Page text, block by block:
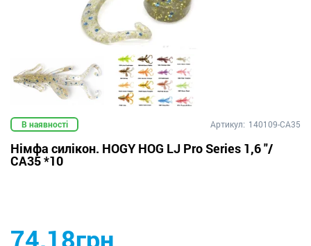
В наявності Артикул: 140109-CA35
Німфа силікон. HOGY HOG LJ Pro Series 1,6 "/
CA35 *10
74.18грн